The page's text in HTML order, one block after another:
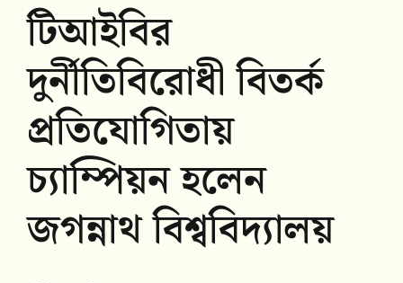
টিআইবির
দুর্নীতিবিরোধী বিতর্ক
প্রতিযোগিতায়
চ্যাম্পিয়ন হলেন
জগন্নাথ বিশ্ববিদ্যালয়